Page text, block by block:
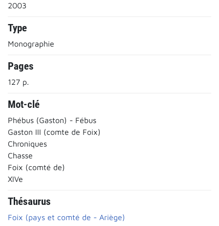
2003
Type
Monographie
Pages
127 p.
Mot-clé
Phébus (Gaston) - Fébus
Gaston III (comte de Foix)
Chroniques
Chasse
Foix (comté de)
XIVe
Thésaurus
Foix (pays et comté de - Ariège)